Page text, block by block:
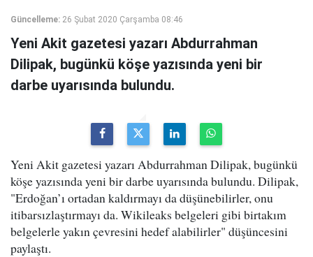
Güncelleme: 26 Şubat 2020 Çarşamba 08:46
Yeni Akit gazetesi yazarı Abdurrahman
Dilipak, bugünkü köşe yazısında yeni bir
darbe uyarısında bulundu.
Yeni Akit gazetesi yazarı Abdurrahman Dilipak, bugünkü
köşe yazısında yeni bir darbe uyarısında bulundu. Dilipak,
"Erdoğan’ı ortadan kaldırmayı da düşünebilirler, onu
itibarsızlaştırmayı da. Wikileaks belgeleri gibi birtakım
belgelerle yakın çevresini hedef alabilirler" düşüncesini
paylaştı.